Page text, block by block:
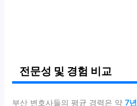
전문성 및 경험 비교
부산 변호사들의 평균 경력은 약7년